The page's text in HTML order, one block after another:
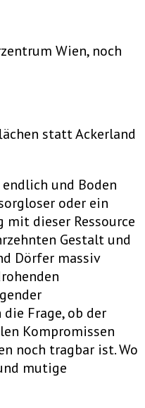
Wien, noch
statt Ackerland
und Boden
oder ein
dieser Ressource
Gestalt und
Dörfer massiv
Frage, ob der
Kompromissen
noch tragbar ist. Wo
mutige